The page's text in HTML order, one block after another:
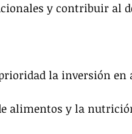
y contribuir al
la inversión
alimentos y la